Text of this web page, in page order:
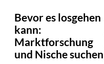
Bevor es losgehen
kann:
Marktforschung
und Nische suchen